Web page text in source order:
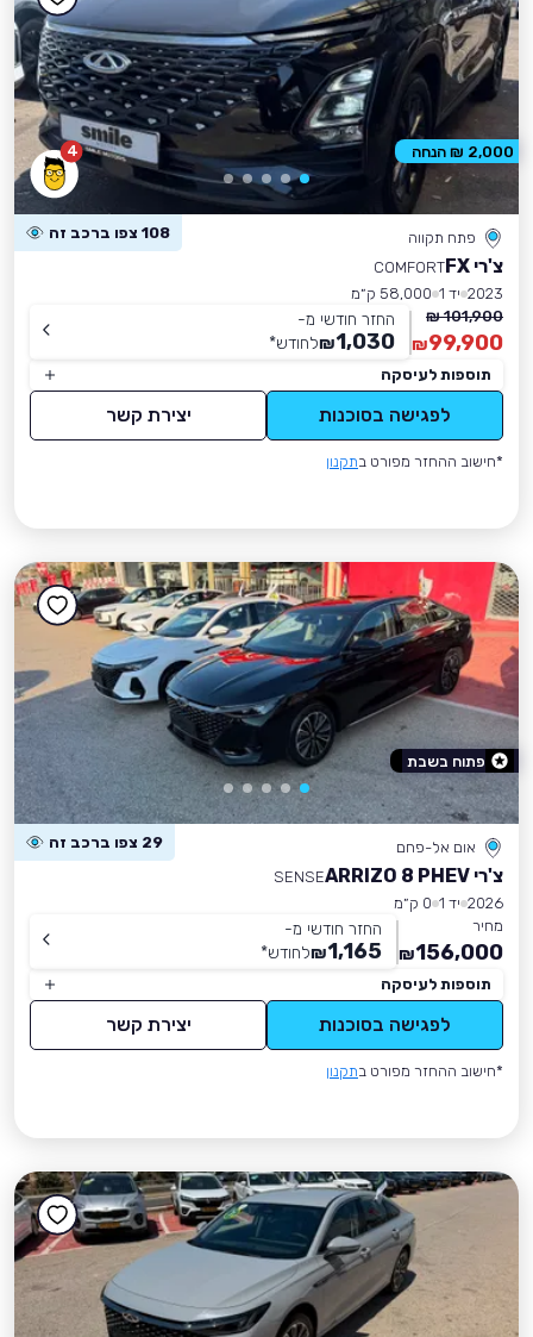
4
פתח תקווה 108 צפו ברכב זה
צ'רי FX
COMFORT
2023 יד 1
58,000 ק״מ
101,900 ₪
99,900
₪
החזר חודשי מ-
1,030
₪לחודש*
תוספות לעיסקה
לפגישה בסוכנות יצירת קשר
*חישוב ההחזר מפורט בתקנון
2,000 ₪ הנחה
אום אל-פחם 29 צפו ברכב זה
צ'רי ARRIZO 8 PHEV
SENSE
2026 יד 1
0 ק״מ
מחיר
156,000
₪
החזר חודשי מ-
1,165
₪לחודש*
תוספות לעיסקה
לפגישה בסוכנות יצירת קשר
*חישוב ההחזר מפורט בתקנון
פתוח בשבת